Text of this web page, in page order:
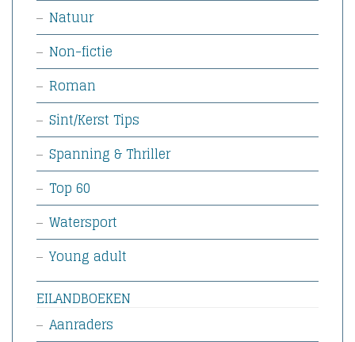
Natuur
Non-fictie
Roman
Sint/Kerst Tips
Spanning & Thriller
Top 60
Watersport
Young adult
EILANDBOEKEN
Aanraders